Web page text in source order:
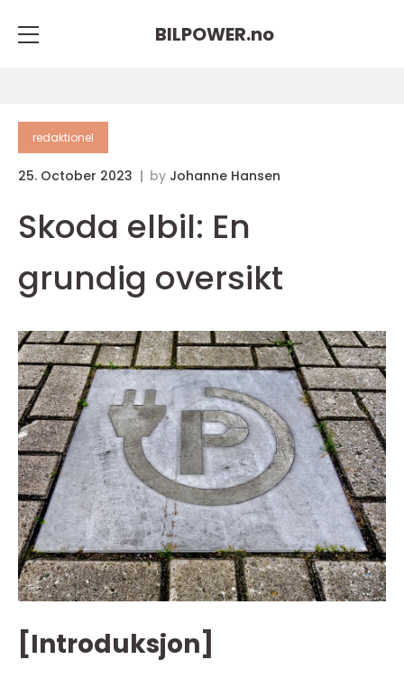
BILPOWER.no
redaktionel
25. October 2023 by Johanne Hansen
Skoda elbil: En
grundig oversikt
[Introduksjon]